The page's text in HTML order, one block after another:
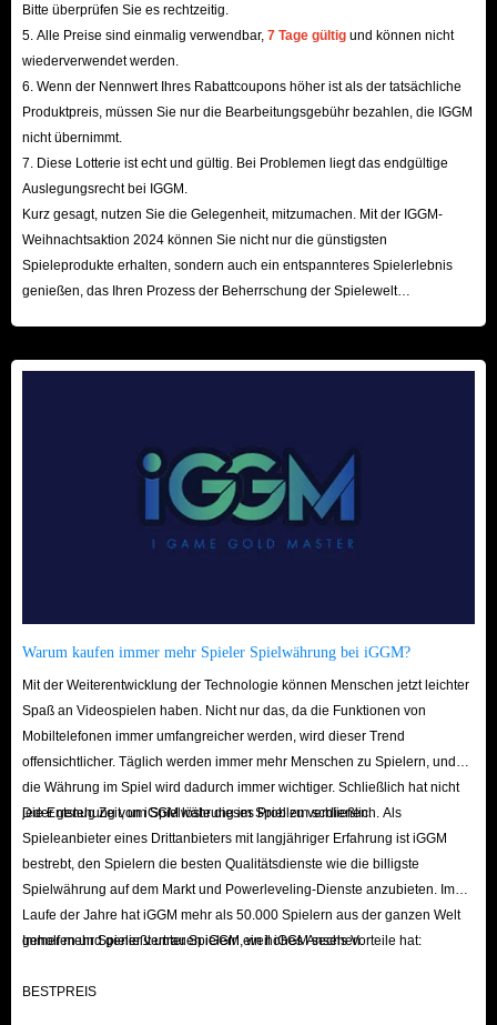
Bitte überprüfen Sie es rechtzeitig.
5. Alle Preise sind einmalig verwendbar, 7 Tage gültig und können nicht
wiederverwendet werden.
6. Wenn der Nennwert Ihres Rabattcoupons höher ist als der tatsächliche
Produktpreis, müssen Sie nur die Bearbeitungsgebühr bezahlen, die IGGM
nicht übernimmt.
7. Diese Lotterie ist echt und gültig. Bei Problemen liegt das endgültige
Auslegungsrecht bei IGGM.
Kurz gesagt, nutzen Sie die Gelegenheit, mitzumachen. Mit der IGGM-
Weihnachtsaktion 2024 können Sie nicht nur die günstigsten
Spieleprodukte erhalten, sondern auch ein entspannteres Spielerlebnis
genießen, das Ihren Prozess der Beherrschung der Spielewelt
Warum kaufen immer mehr Spieler Spielwährung bei iGGM?
Mit der Weiterentwicklung der Technologie können Menschen jetzt leichter
Spaß an Videospielen haben. Nicht nur das, da die Funktionen von
Mobiltelefonen immer umfangreicher werden, wird dieser Trend
offensichtlicher. Täglich werden immer mehr Menschen zu Spielern, und
die Währung im Spiel wird dadurch immer wichtiger. Schließlich hat nicht
jeder genug Zeit, um Spielwährung im Spiel zu verdienen.
Die Entstehung von iGGM löste dieses Problem schließlich. Als
Spieleanbieter eines Drittanbieters mit langjähriger Erfahrung ist iGGM
bestrebt, den Spielern die besten Qualitätsdienste wie die billigste
Spielwährung auf dem Markt und Powerleveling-Dienste anzubieten. Im
Laufe der Jahre hat iGGM mehr als 50.000 Spielern aus der ganzen Welt
geholfen und genießt unter Spielern ein hohes Ansehen.
Immer mehr Spieler vertrauen iGGM, weil iGGM sechs Vorteile hat:
BESTPREIS